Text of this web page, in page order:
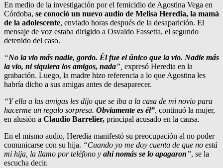
En medio de la investigación por el femicidio de Agostina Vega en
Córdoba, se conoció un nuevo audio de Melisa Heredia, la mamá
de la adolescente, enviado horas después de la desaparición. El
mensaje de voz estaba dirigido a Osvaldo Fassetta, el segundo
detenido del caso.
“No la vio más nadie, gordo. Él fue el único que la vio. Nadie más
la vio, ni siquiera los amigos, nada”, expresó Heredia en la
grabación. Luego, la madre hizo referencia a lo que Agostina les
habría dicho a sus amigas antes de desaparecer.
“Y ella a las amigas les dijo que se iba a la casa de mi novio para
hacerme un regalo sorpresa. Obviamente es él” continuó la mujer,
en alusión a Claudio Barrelier, principal acusado en la causa.
En el mismo audio, Heredia manifestó su preocupación al no poder
comunicarse con su hija. “Cuando yo me doy cuenta de que no está
mi hija, la llamo por teléfono y ahí nomás se lo apagaron”, se la
escucha decir.